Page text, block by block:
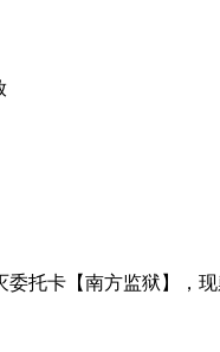
卡【南方监狱】，现